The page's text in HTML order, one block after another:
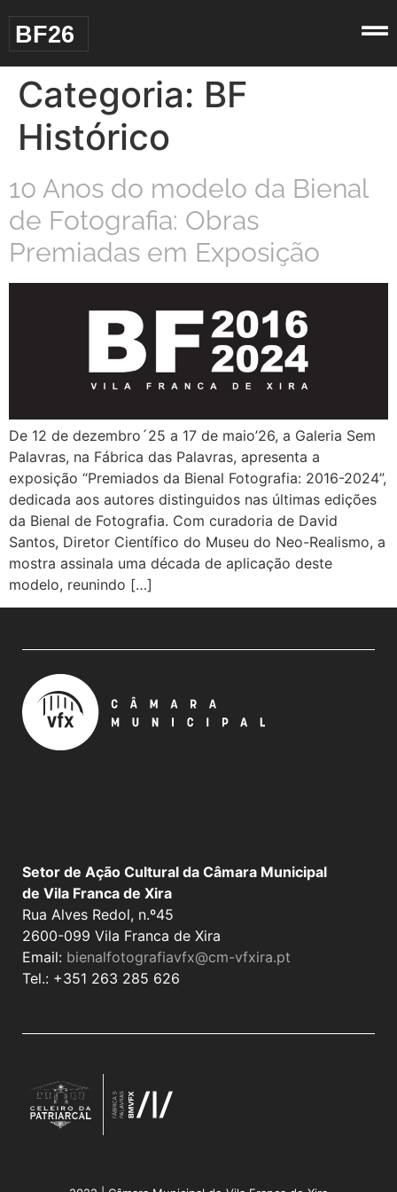
BF26
Categoria: BF
Histórico
10 Anos do modelo da Bienal
de Fotografia: Obras
Premiadas em Exposição
De 12 de dezembro´25 a 17 de maio’26, a Galeria Sem
Palavras, na Fábrica das Palavras, apresenta a
exposição “Premiados da Bienal Fotografia: 2016-2024”,
dedicada aos autores distinguidos nas últimas edições
da Bienal de Fotografia. Com curadoria de David
Santos, Diretor Científico do Museu do Neo-Realismo, a
mostra assinala uma década de aplicação deste
modelo, reunindo […]
Setor de Ação Cultural da Câmara Municipal
de Vila Franca de Xira
Rua Alves Redol, n.º45
2600-099 Vila Franca de Xira
Email: bienalfotografiavfx@cm-vfxira.pt
Tel.: +351 263 285 626